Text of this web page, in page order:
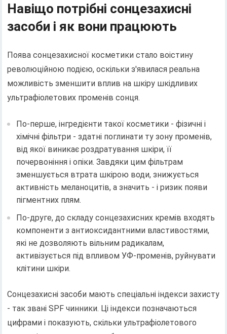
Навіщо потрібні сонцезахисні
засоби і як вони працюють
Поява сонцезахисної косметики стало воістину
революційною подією, оскільки з'явилася реальна
можливість зменшити вплив на шкіру шкідливих
ультрафіолетових променів сонця.
По-перше, інгредієнти такої косметики - фізичні і
хімічні фільтри - здатні поглинати ту зону променів,
від якої виникає роздратування шкіри, її
почервоніння і опіки. Завдяки цим фільтрам
зменшується втрата шкірою води, знижується
активність меланоцитів, а значить - і ризик появи
пігментних плям.
По-друге, до складу сонцезахисних кремів входять
компоненти з антиоксидантними властивостями,
які не дозволяють вільним радикалам,
активізується під впливом УФ-променів, руйнувати
клітини шкіри.
Сонцезахисні засоби мають спеціальні індекси захисту
- так звані SPF чинники. Ці індекси позначаються
цифрами і показують, скільки ультрафіолетового